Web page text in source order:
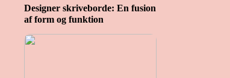
Designer skriveborde: En fusion
af form og funktion